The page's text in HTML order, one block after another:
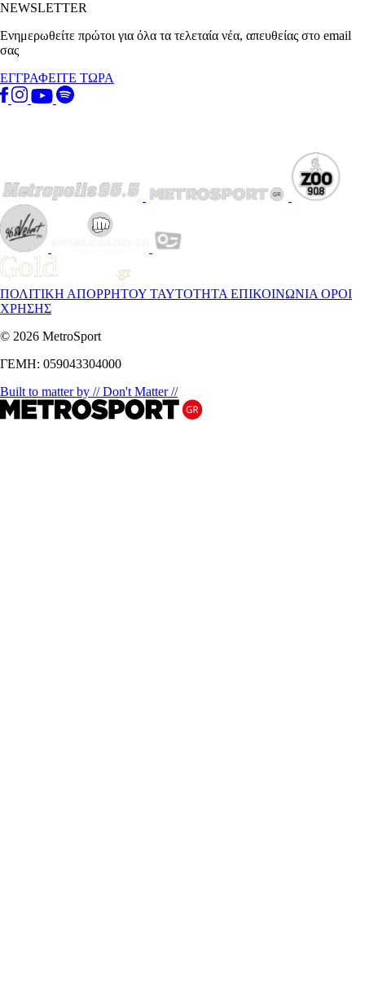
NEWSLETTER
Ενημερωθείτε πρώτοι για όλα τα τελεταία νέα, απευθείας στο email
σας
ΕΓΓΡΑΦΕΙΤΕ ΤΩΡΑ
ΠΟΛΙΤΙΚΗ ΑΠΟΡΡΗΤΟΥ ΤΑΥΤΟΤΗΤΑ ΕΠΙΚΟΙΝΩΝΙΑ ΟΡΟΙ
ΧΡΗΣΗΣ
© 2026 MetroSport
ΓΕΜΗ: 059043304000
Built to matter by // Don't Matter //